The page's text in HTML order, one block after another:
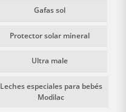
Gafas sol
Protector solar mineral
Ultra male
Leches especiales para bebés
Modilac